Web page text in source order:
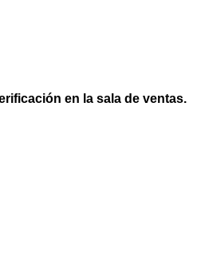
en la sala de ventas.